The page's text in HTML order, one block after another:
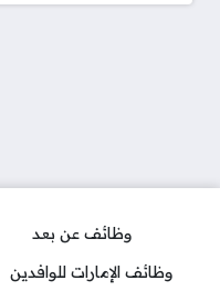
وظائف عن بعد
وظائف الإمارات للوافدين